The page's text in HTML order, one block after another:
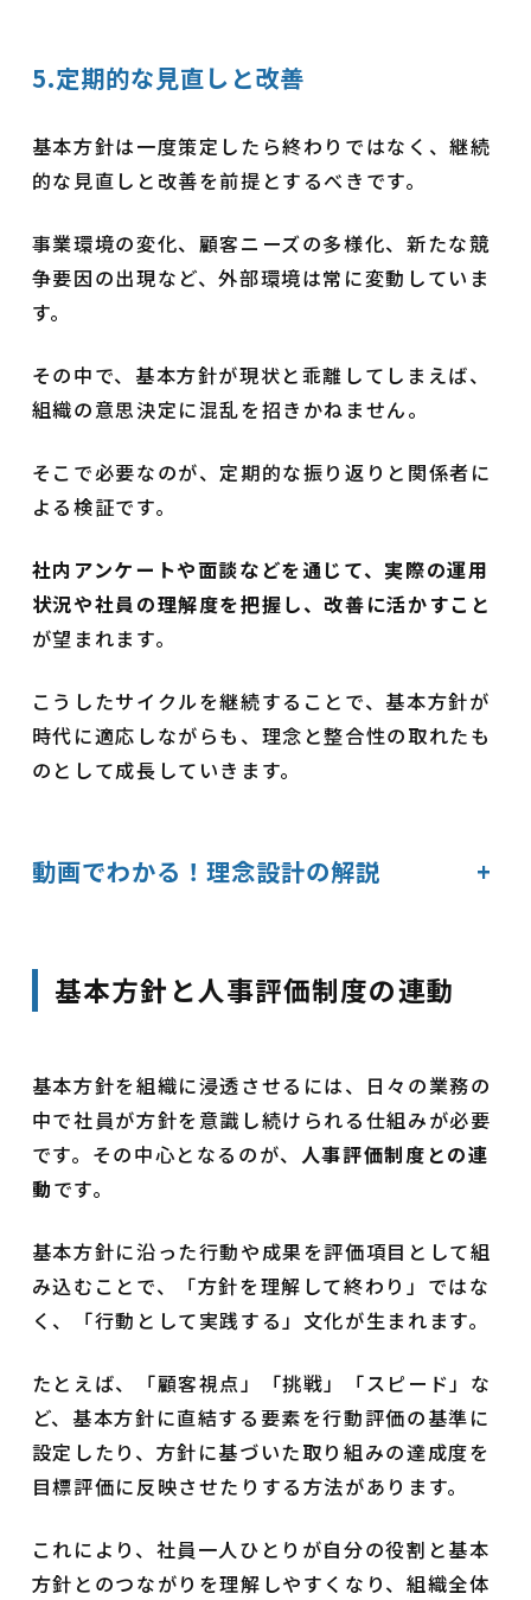
5.定期的な見直しと改善
基本方針は一度策定したら終わりではなく、継続
的な見直しと改善を前提とするべきです。
事業環境の変化、顧客ニーズの多様化、新たな競
争要因の出現など、外部環境は常に変動していま
す。
その中で、基本方針が現状と乖離してしまえば、
組織の意思決定に混乱を招きかねません。
そこで必要なのが、定期的な振り返りと関係者に
よる検証です。
社内アンケートや面談などを通じて、実際の運用
状況や社員の理解度を把握し、改善に活かすこと
が望まれます。
こうしたサイクルを継続することで、基本方針が
時代に適応しながらも、理念と整合性の取れたも
のとして成長していきます。
動画でわかる！理念設計の解説 +
基本方針と人事評価制度の連動
基本方針を組織に浸透させるには、日々の業務の
中で社員が方針を意識し続けられる仕組みが必要
です。その中心となるのが、 人事評価制度との連
動です。
基本方針に沿った行動や成果を評価項目として組
み込むことで、「方針を理解して終わり」ではな
く、「行動として実践する」文化が生まれます。
たとえば、「顧客視点」「挑戦」「スピード」な
ど、基本方針に直結する要素を行動評価の基準に
設定したり、方針に基づいた取り組みの達成度を
目標評価に反映させたりする方法があります。
これにより、社員一人ひとりが自分の役割と基本
方針とのつながりを理解しやすくなり、組織全体